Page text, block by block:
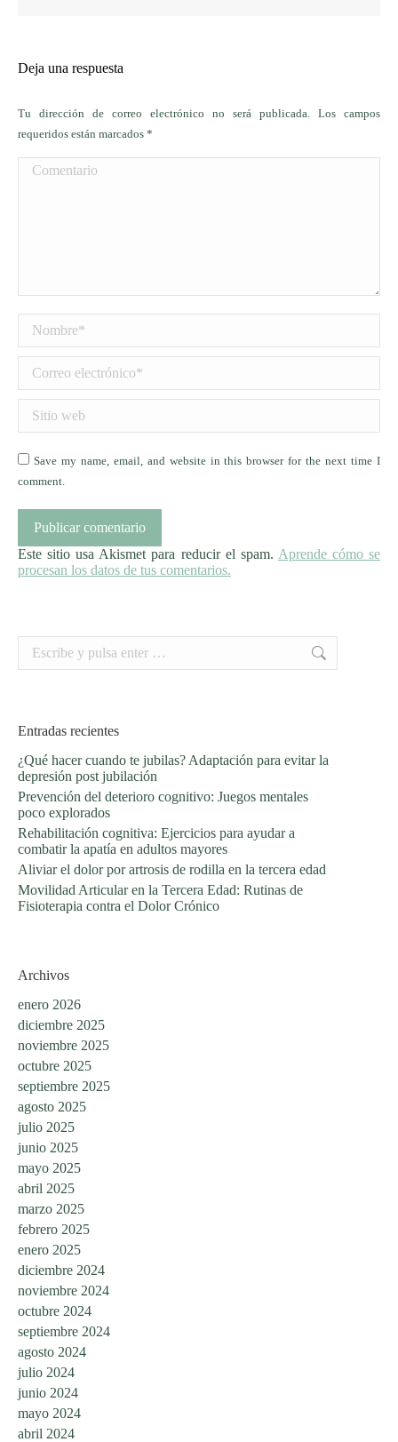
Deja una respuesta
Tu dirección de correo electrónico no será publicada. Los campos
requeridos están marcados *
Comentario
Correo electrónico *
Save my name, email, and website in this browser for the next time I
comment.
Publicar comentario
Este sitio usa Akismet para reducir el spam. Aprende cómo se
procesan los datos de tus comentarios.
Entradas recientes
¿Qué hacer cuando te jubilas? Adaptación para evitar la
depresión post jubilación
Prevención del deterioro cognitivo: Juegos mentales
poco explorados
Rehabilitación cognitiva: Ejercicios para ayudar a
combatir la apatía en adultos mayores
Aliviar el dolor por artrosis de rodilla en la tercera edad
Movilidad Articular en la Tercera Edad: Rutinas de
Fisioterapia contra el Dolor Crónico
Archivos
enero 2026
diciembre 2025
noviembre 2025
octubre 2025
septiembre 2025
agosto 2025
julio 2025
junio 2025
mayo 2025
abril 2025
marzo 2025
febrero 2025
enero 2025
diciembre 2024
noviembre 2024
octubre 2024
septiembre 2024
agosto 2024
julio 2024
junio 2024
mayo 2024
abril 2024